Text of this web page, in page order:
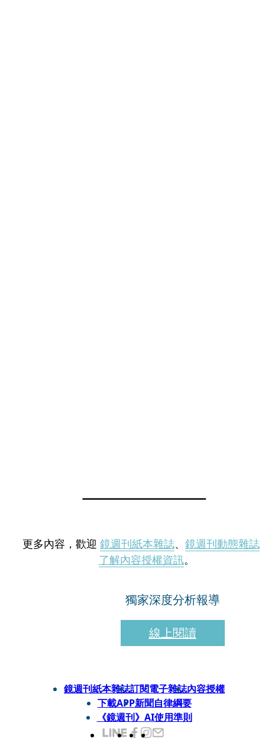
更多內容，歡迎 鏡週刊紙本雜誌、 鏡週刊動態雜誌
了解內容授權資訊。
獨家深度分析報導
線上閱讀
鏡週刊紙本雜誌訂閱電子雜誌內容授權
下載APP新聞自律綱要
《鏡週刊》AI使用準則